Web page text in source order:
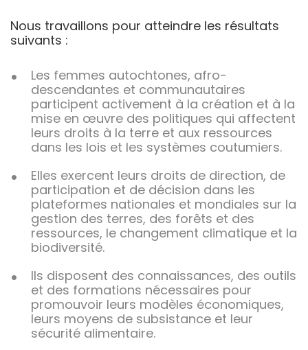
Nous travaillons pour atteindre les résultats
suivants :
Les femmes autochtones, afro-
descendantes et communautaires
participent activement à la création et à la
mise en œuvre des politiques qui affectent
leurs droits à la terre et aux ressources
dans les lois et les systèmes coutumiers.
Elles exercent leurs droits de direction, de
participation et de décision dans les
plateformes nationales et mondiales sur la
gestion des terres, des forêts et des
ressources, le changement climatique et la
biodiversité.
Ils disposent des connaissances, des outils
et des formations nécessaires pour
promouvoir leurs modèles économiques,
leurs moyens de subsistance et leur
sécurité alimentaire.